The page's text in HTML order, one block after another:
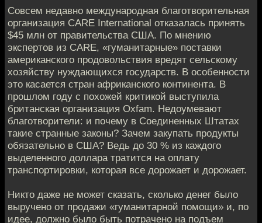
Совсем недавно международная благотворительная
организация CARE International отказалась принять
$45 млн от правительства США. По мнению
экспертов из CARE, «гуманитарные» поставки
американского продовольствия вредят сельскому
хозяйству нуждающихся государств. В особенности
это касается стран африканского континента. В
прошлом году с похожей критикой выступила
британская организация Oxfam. Недоумевают
благотворители: и почему в Соединенных Штатах
такие странные законы? Зачем закупать продукты
обязательно в США? Ведь до 30 % из каждого
выделенного доллара тратится на оплату
транспортировки, которая все дорожает и дорожает.
Никто даже не может сказать, сколько денег было
выручено от продажи «гуманитарной помощи» и, по
идее, должно было быть потрачено на подъем